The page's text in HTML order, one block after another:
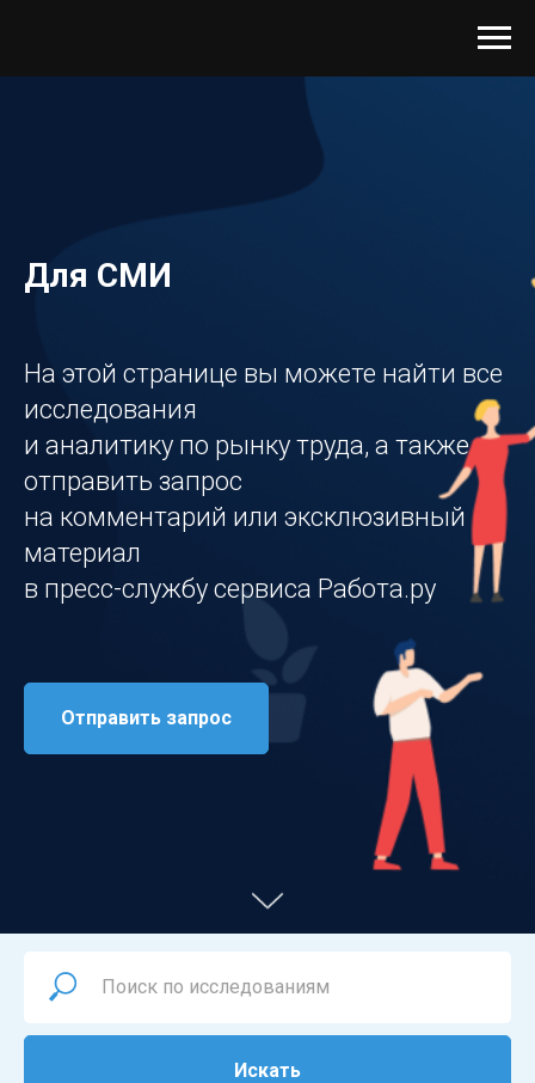
Для СМИ
На этой странице вы можете найти все
исследования
и аналитику по рынку труда, а также
отправить запрос
на комментарий или эксклюзивный
материал
в пресс-службу сервиса Работа.ру
Отправить запрос
Искать